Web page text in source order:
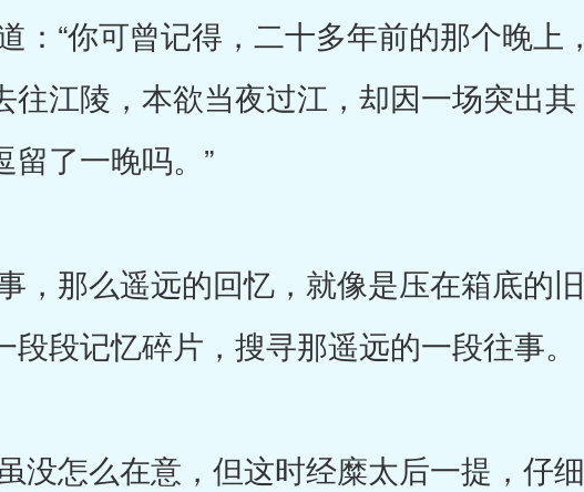
“你可曾记得，二十多年前的那个晚上，
江陵，本欲当夜过江，却因一场突出其
留了一晚吗。”
那么遥远的回忆，就像是压在箱底的旧
段记忆碎片，搜寻那遥远的一段往事。
怎么在意，但这时经糜太后一提，仔细